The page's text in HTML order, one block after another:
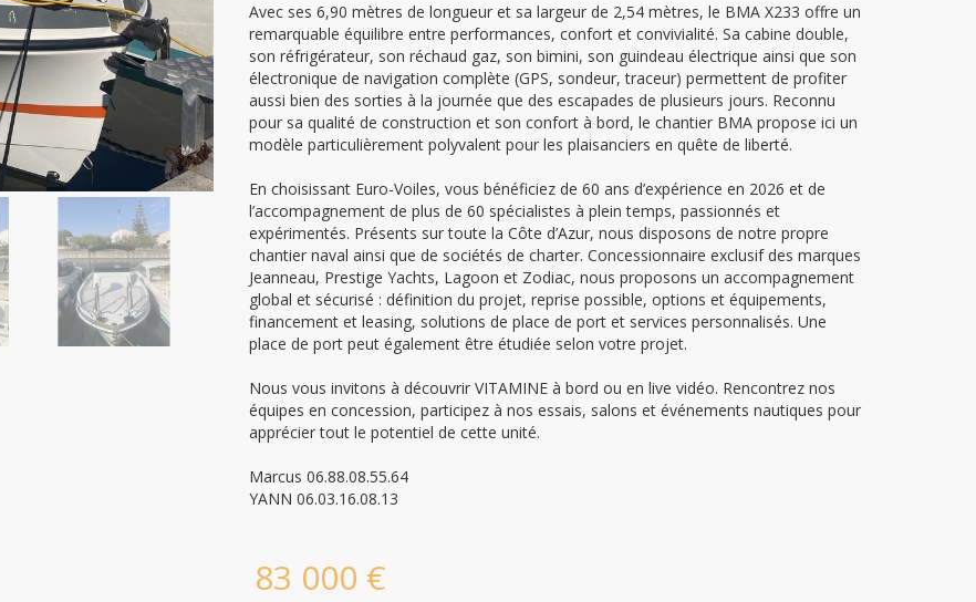
Avec ses 6,90 mètres de longueur et sa largeur de 2,54 mètres, le BMA X233 offre un
remarquable équilibre entre performances, confort et convivialité. Sa cabine double,
son réfrigérateur, son réchaud gaz, son bimini, son guindeau électrique ainsi que son
électronique de navigation complète (GPS, sondeur, traceur) permettent de profiter
aussi bien des sorties à la journée que des escapades de plusieurs jours. Reconnu
pour sa qualité de construction et son confort à bord, le chantier BMA propose ici un
modèle particulièrement polyvalent pour les plaisanciers en quête de liberté.
En choisissant Euro-Voiles, vous bénéficiez de 60 ans d’expérience en 2026 et de
l’accompagnement de plus de 60 spécialistes à plein temps, passionnés et
expérimentés. Présents sur toute la Côte d’Azur, nous disposons de notre propre
chantier naval ainsi que de sociétés de charter. Concessionnaire exclusif des marques
Jeanneau, Prestige Yachts, Lagoon et Zodiac, nous proposons un accompagnement
global et sécurisé : définition du projet, reprise possible, options et équipements,
financement et leasing, solutions de place de port et services personnalisés. Une
place de port peut également être étudiée selon votre projet.
Nous vous invitons à découvrir VITAMINE à bord ou en live vidéo. Rencontrez nos
équipes en concession, participez à nos essais, salons et événements nautiques pour
apprécier tout le potentiel de cette unité.
Marcus 06.88.08.55.64
YANN 06.03.16.08.13
83 000 €